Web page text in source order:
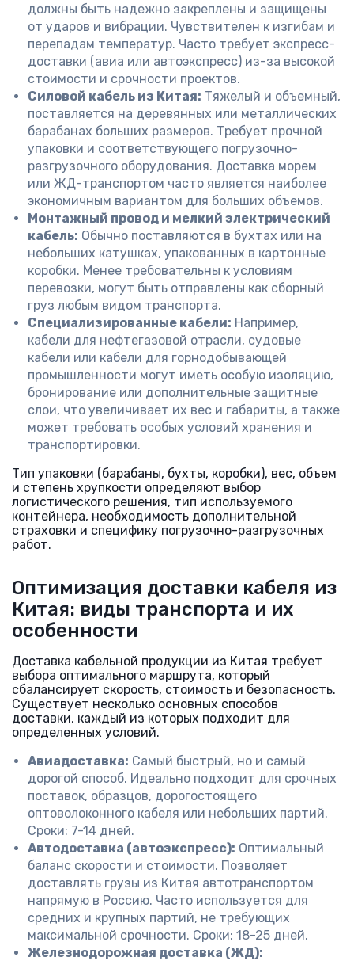
должны быть надежно закреплены и защищены
от ударов и вибрации. Чувствителен к изгибам и
перепадам температур. Часто требует экспресс-
доставки (авиа или автоэкспресс) из-за высокой
стоимости и срочности проектов.
Силовой кабель из Китая: Тяжелый и объемный,
поставляется на деревянных или металлических
барабанах больших размеров. Требует прочной
упаковки и соответствующего погрузочно-
разгрузочного оборудования. Доставка морем
или ЖД-транспортом часто является наиболее
экономичным вариантом для больших объемов.
Монтажный провод и мелкий электрический
кабель: Обычно поставляются в бухтах или на
небольших катушках, упакованных в картонные
коробки. Менее требовательны к условиям
перевозки, могут быть отправлены как сборный
груз любым видом транспорта.
Специализированные кабели: Например,
кабели для нефтегазовой отрасли, судовые
кабели или кабели для горнодобывающей
промышленности могут иметь особую изоляцию,
бронирование или дополнительные защитные
слои, что увеличивает их вес и габариты, а также
может требовать особых условий хранения и
транспортировки.
Тип упаковки (барабаны, бухты, коробки), вес, объем
и степень хрупкости определяют выбор
логистического решения, тип используемого
контейнера, необходимость дополнительной
страховки и специфику погрузочно-разгрузочных
работ.
Оптимизация доставки кабеля из
Китая: виды транспорта и их
особенности
Доставка кабельной продукции из Китая требует
выбора оптимального маршрута, который
сбалансирует скорость, стоимость и безопасность.
Существует несколько основных способов
доставки, каждый из которых подходит для
определенных условий.
Авиадоставка: Самый быстрый, но и самый
дорогой способ. Идеально подходит для срочных
поставок, образцов, дорогостоящего
оптоволоконного кабеля или небольших партий.
Сроки: 7-14 дней.
Автодоставка (автоэкспресс): Оптимальный
баланс скорости и стоимости. Позволяет
доставлять грузы из Китая автотранспортом
напрямую в Россию. Часто используется для
средних и крупных партий, не требующих
максимальной срочности. Сроки: 18-25 дней.
Железнодорожная доставка (ЖД):